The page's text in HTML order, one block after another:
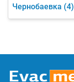
Чернобаевка (4)